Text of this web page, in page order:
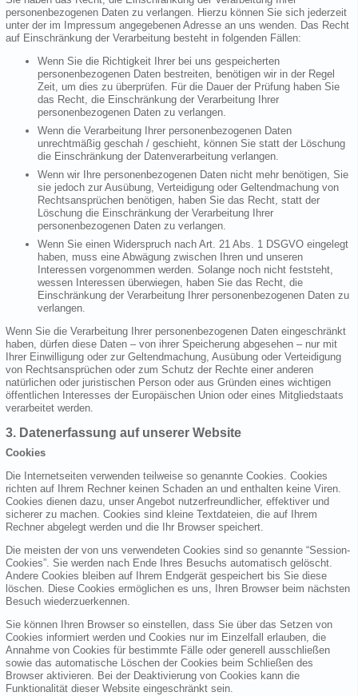
personenbezogenen Daten zu verlangen. Hierzu können Sie sich jederzeit
unter der im Impressum angegebenen Adresse an uns wenden. Das Recht
auf Einschränkung der Verarbeitung besteht in folgenden Fällen:
Wenn Sie die Richtigkeit Ihrer bei uns gespeicherten
personenbezogenen Daten bestreiten, benötigen wir in der Regel
Zeit, um dies zu überprüfen. Für die Dauer der Prüfung haben Sie
das Recht, die Einschränkung der Verarbeitung Ihrer
personenbezogenen Daten zu verlangen.
Wenn die Verarbeitung Ihrer personenbezogenen Daten
unrechtmäßig geschah / geschieht, können Sie statt der Löschung
die Einschränkung der Datenverarbeitung verlangen.
Wenn wir Ihre personenbezogenen Daten nicht mehr benötigen, Sie
sie jedoch zur Ausübung, Verteidigung oder Geltendmachung von
Rechtsansprüchen benötigen, haben Sie das Recht, statt der
Löschung die Einschränkung der Verarbeitung Ihrer
personenbezogenen Daten zu verlangen.
Wenn Sie einen Widerspruch nach Art. 21 Abs. 1 DSGVO eingelegt
haben, muss eine Abwägung zwischen Ihren und unseren
Interessen vorgenommen werden. Solange noch nicht feststeht,
wessen Interessen überwiegen, haben Sie das Recht, die
Einschränkung der Verarbeitung Ihrer personenbezogenen Daten zu
verlangen.
Wenn Sie die Verarbeitung Ihrer personenbezogenen Daten eingeschränkt
haben, dürfen diese Daten – von ihrer Speicherung abgesehen – nur mit
Ihrer Einwilligung oder zur Geltendmachung, Ausübung oder Verteidigung
von Rechtsansprüchen oder zum Schutz der Rechte einer anderen
natürlichen oder juristischen Person oder aus Gründen eines wichtigen
öffentlichen Interesses der Europäischen Union oder eines Mitgliedstaats
verarbeitet werden.
3. Datenerfassung auf unserer Website
Cookies
Die Internetseiten verwenden teilweise so genannte Cookies. Cookies
richten auf Ihrem Rechner keinen Schaden an und enthalten keine Viren.
Cookies dienen dazu, unser Angebot nutzerfreundlicher, effektiver und
sicherer zu machen. Cookies sind kleine Textdateien, die auf Ihrem
Rechner abgelegt werden und die Ihr Browser speichert.
Die meisten der von uns verwendeten Cookies sind so genannte “Session-
Cookies”. Sie werden nach Ende Ihres Besuchs automatisch gelöscht.
Andere Cookies bleiben auf Ihrem Endgerät gespeichert bis Sie diese
löschen. Diese Cookies ermöglichen es uns, Ihren Browser beim nächsten
Besuch wiederzuerkennen.
Sie können Ihren Browser so einstellen, dass Sie über das Setzen von
Cookies informiert werden und Cookies nur im Einzelfall erlauben, die
Annahme von Cookies für bestimmte Fälle oder generell ausschließen
sowie das automatische Löschen der Cookies beim Schließen des
Browser aktivieren. Bei der Deaktivierung von Cookies kann die
Funktionalität dieser Website eingeschränkt sein.